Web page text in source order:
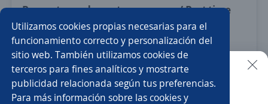
Promotores de venta en campo / Part time
/ Solo Viernes Sábado y Domingo /
Huancayo
CREDITOMYPE INVESTMENT MANAGEMENT
S.A.C.
El Tambo, JuninBuscar es más fácil en la app
Utilizamos cookies propias necesarias para el
funcionamiento correcto y personalización del
sitio web. También utilizamos cookies de
terceros para fines analíticos y mostrarte
publicidad relacionada según tus preferencias.
Para más información sobre las cookies y